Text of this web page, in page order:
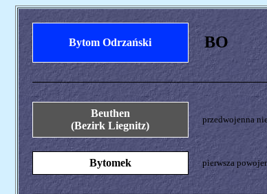
Bytom Odrzański BO
Beuthen
(Bezirk Liegnitz)
przedwojenna
Bytomek pierwsza